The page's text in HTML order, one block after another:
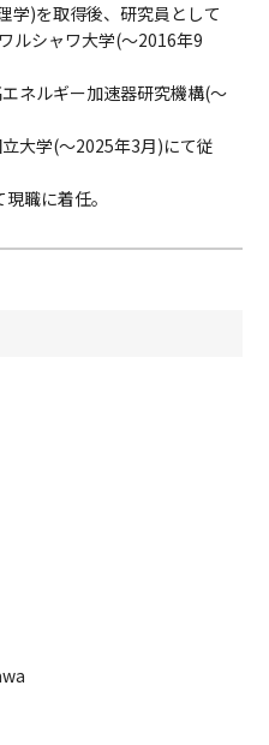
学)を取得後、研究員として
ルシャワ大学(〜2016年9
ネルギー加速器研究機構(〜
大学(〜2025年3月)にて従
職に着任。